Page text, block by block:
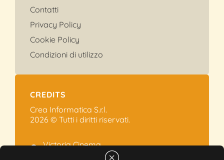
Contatti
Privacy Policy
Cookie Policy
Condizioni di utilizzo
CREDITS
Crea Informatica S.r.l.
2026 © Tutti i diritti riservati.
Victoria Cinema
Via Ramelli, 101 - Modena